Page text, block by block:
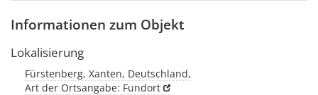
Informationen zum Objekt
Lokalisierung
Fürstenberg, Xanten, Deutschland,
Art der Ortsangabe: Fundort